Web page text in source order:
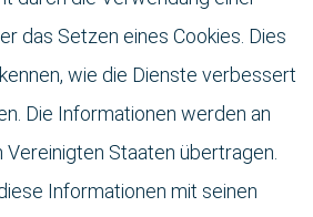
das Setzen eines Cookies. Dies
wie die Dienste verbessert
Die Informationen werden an
Vereinigten Staaten übertragen.
Informationen mit seinen